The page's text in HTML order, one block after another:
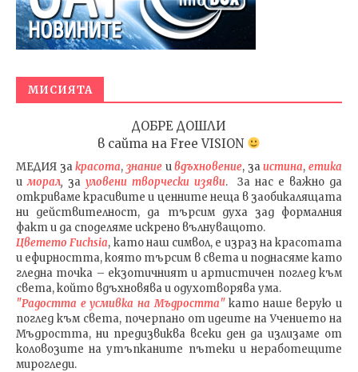
МИСИЯТА
ДОБРЕ ДОШЛИ
в сайта на Free VISION
МЕДИЯ закрасота, знаниеивдъхновение, заистина, етика
иморал, за уловени творчески изяви. За нас е важно да
откриваме красивите и ценните неща в заобикалящата
ни действителност, да търсим духа зад формалния
факт и да споделяме искрено вълнуващото.
Цветето Fuchsia, като наш символ, е израз на красотата
и ефирността, която търсим в света и поднасяме като
гледна точка – екзотичният и артистичен поглед към
света, който вдъхновява и одухотворява ума.
"Радостта е усмивка на Мъдростта"като наше верую и
поглед към света, почерпано от идеите на Учението на
Мъдростта, ни предизвиква всеки ден да излизаме от
коловозите на утъпканите пътеки и неработещите
мирогледи.